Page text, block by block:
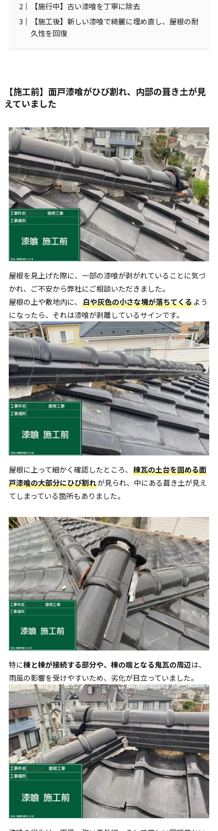
【施行中】古い漆喰を丁寧に除去
【施工後】新しい漆喰で綺麗に埋め直し、屋根の耐
久性を回復
【施工前】面戸漆喰がひび割れ、内部の葺き土が見
えていました
屋根を見上げた際に、一部の漆喰が剥がれていることに気づ
かれ、ご不安から弊社にご相談いただきました。
屋根の上や敷地内に、 白や灰色の小さな塊が落ちてくるよう
になったら、それは漆喰が剥離しているサインです。
屋根に上って細かく確認したところ、 棟瓦の土台を固める面
戸漆喰の大部分にひび割れが見られ、中にある葺き土が見え
てしまっている箇所もありました。
特に棟と棟が接続する部分や、棟の端となる鬼瓦の周辺は、
雨風の影響を受けやすいため、劣化が目立っていました。